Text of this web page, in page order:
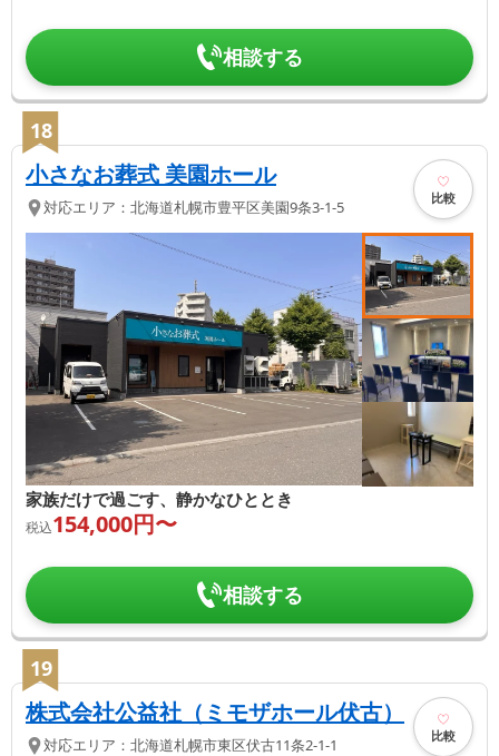
相談する
18
小さなお葬式 美園ホール
対応エリア： 北海道札幌市豊平区美園9条3-1-5 比較
家族だけで過ごす、静かなひととき
税込154,000円〜
相談する
19
株式会社公益社（ミモザホール伏古）
対応エリア： 北海道札幌市東区伏古11条2-1-1 比較